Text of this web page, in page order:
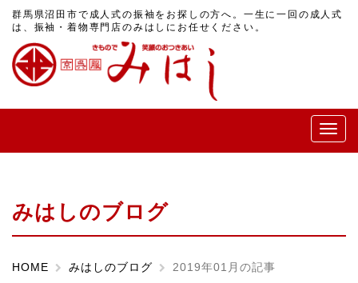
群馬県沼田市で成人式の振袖をお探しの方へ。一生に一回の成人式
は、振袖・着物専門店のみはしにお任せください。
メ
ニ
みはしのブログ
HOME みはしのブログ 2019年01月の記事